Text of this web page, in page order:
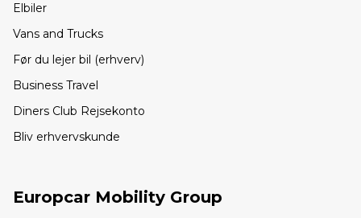
Elbiler
Vans and Trucks
Før du lejer bil (erhverv)
Business Travel
Diners Club Rejsekonto
Bliv erhvervskunde
Europcar Mobility Group